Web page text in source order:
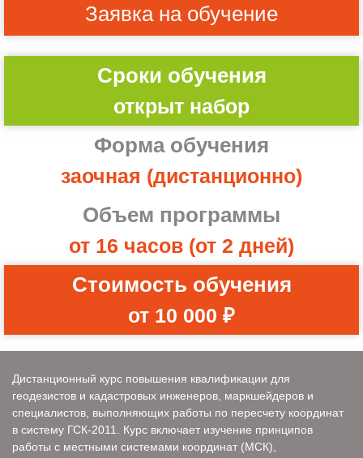
Заявка на обучение
Сроки обучения
открыт набор
Форма обучения
заочная (дистанционно)
Объем программы
от 16 часов (от 2 дней)
Стоимость обучения
от 10 000 ₽
Дистанционный курс повышения квалификации для
геодезистов и кадастровых инженеров, маркшейдеров и
специалистов, выполняющих работы по пересчету координат
в систему ГСК-2011. Курс включает изучение принципов
работы с местными системами координат (МСК),